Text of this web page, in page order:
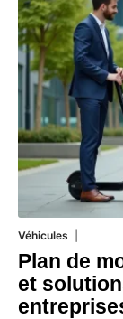
Véhicules
Plan de
et